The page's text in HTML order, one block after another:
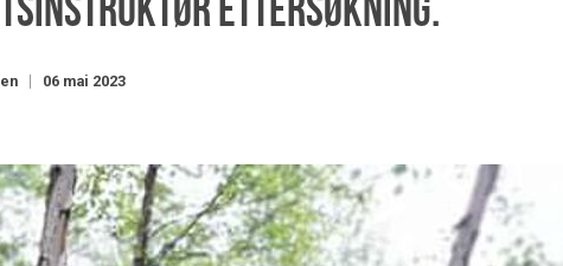
ettersøkning.
06 mai 2023